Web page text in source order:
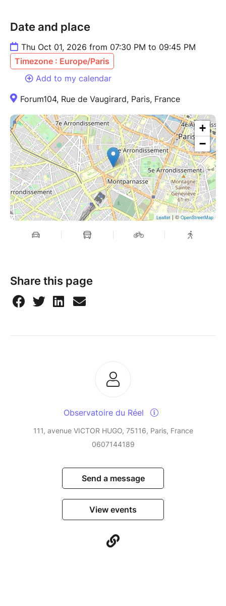
Date and place
Thu Oct 01, 2026 from 07:30 PM to 09:45 PM
Timezone : Europe/Paris
Add to my calendar
Forum104, Rue de Vaugirard, Paris, France
+
−
Leaflet| ©OpenStreetMap
Share this page
Observatoire du Réel
111, avenue VICTOR HUGO, 75116, Paris, France
0607144189
Send a message
View events